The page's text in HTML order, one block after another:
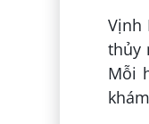
Vịnh
thủy
Mỗi